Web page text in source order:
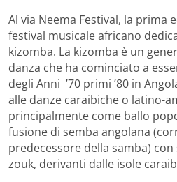
Al via Neema Festival, la prima
festival musicale africano
kizomba. La kizomba è un
danza che ha cominciato a
degli Anni ’70 primi ’80 in
alle danze caraibiche o latino-
principalmente come ballo
fusione di semba angolana
predecessore della samba)
zouk, derivanti dalle isole